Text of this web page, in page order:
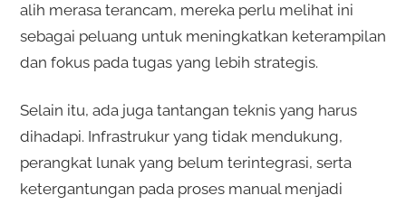
alih merasa terancam, mereka perlu melihat ini
sebagai peluang untuk meningkatkan keterampilan
dan fokus pada tugas yang lebih strategis.
Selain itu, ada juga tantangan teknis yang harus
dihadapi. Infrastrukur yang tidak mendukung,
perangkat lunak yang belum terintegrasi, serta
ketergantungan pada proses manual menjadi